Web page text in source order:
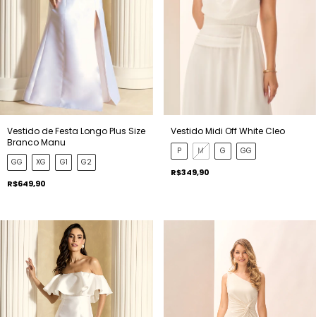
Vestido de Festa Longo Plus Size
Branco Manu
GG XG G1 G2
R$649,90
Vestido Midi Off White Cleo
P M G GG
R$349,90